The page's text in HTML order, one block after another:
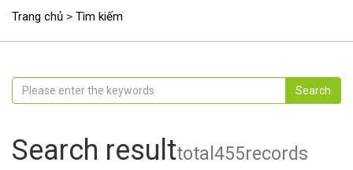
Giải
Dự
tức
Trang chủ > Tìm kiếm
Search
Search resulttotal455records